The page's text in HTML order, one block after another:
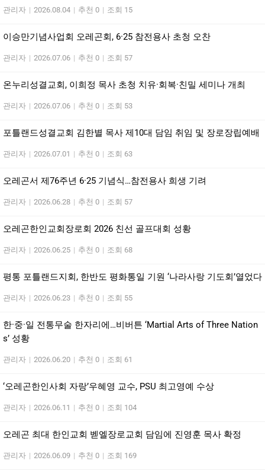
관리자 | 2026.08.04 | 추천 0 | 조회 15
이승만기념사업회 오레곤회, 6·25 참전용사 초청 오찬
관리자 | 2026.07.06 | 추천 0 | 조회 57
온누리성결교회, 이희정 목사 초청 치유·회복·친밀 세미나 개최
관리자 | 2026.07.06 | 추천 0 | 조회 53
포틀랜드성결교회 김한별 목사 제10대 담임 취임 및 장로장립예배
관리자 | 2026.07.01 | 추천 0 | 조회 63
오레곤서 제76주년 6·25 기념식…참전용사 희생 기려
관리자 | 2026.06.28 | 추천 0 | 조회 57
오레곤한인교회장로회 2026 친선 골프대회 성황
관리자 | 2026.06.25 | 추천 0 | 조회 68
평통 포틀랜드지회, 한반도 평화통일 기원 ‘나라사랑 기도회’열었다
관리자 | 2026.06.23 | 추천 0 | 조회 55
한·중·일 전통무술 한자리에…비버튼 ‘Martial Arts of Three Nation
s’ 성황
관리자 | 2026.06.20 | 추천 0 | 조회 61
‘오레곤한인사회 자랑’우혜영 교수, PSU 최고영예 수상
관리자 | 2026.06.11 | 추천 0 | 조회 104
오레곤 최대 한인교회 벧엘장로교회 담임에 진영훈 목사 확정
관리자 | 2026.06.09 | 추천 0 | 조회 169